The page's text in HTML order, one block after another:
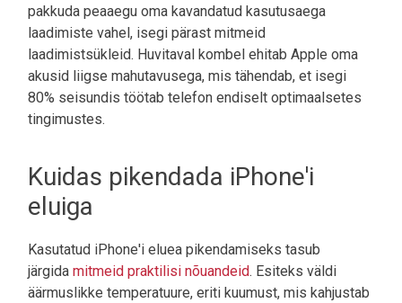
pakkuda peaaegu oma kavandatud kasutusaega
laadimiste vahel, isegi pärast mitmeid
laadimistsükleid. Huvitaval kombel ehitab Apple oma
akusid liigse mahutavusega, mis tähendab, et isegi
80% seisundis töötab telefon endiselt optimaalsetes
tingimustes.
Kuidas pikendada iPhone'i
eluiga
Kasutatud iPhone'i eluea pikendamiseks tasub
järgida mitmeid praktilisi nõuandeid. Esiteks väldi
äärmuslikke temperatuure, eriti kuumust, mis kahjustab